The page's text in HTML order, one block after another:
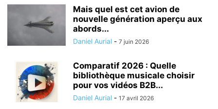
Mais quel est cet avion de
nouvelle génération aperçu aux
abords...
Daniel Aurial - 7 juin 2026
Comparatif 2026 : Quelle
bibliothèque musicale choisir
pour vos vidéos B2B...
Daniel Aurial - 17 avril 2026